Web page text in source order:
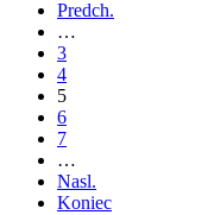
Predch.
…
3
4
5
6
7
…
Nasl.
Koniec